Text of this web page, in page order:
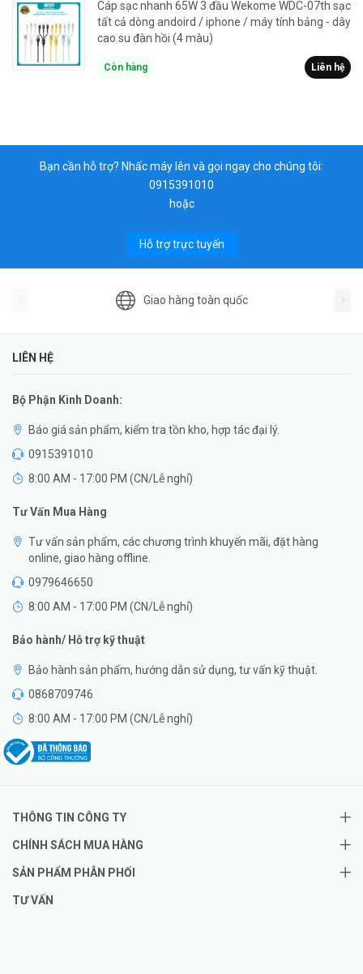
Cáp sạc nhanh 65W 3 đầu Wekome WDC-07th sạc
tất cả dòng andoird / iphone / máy tính bảng - dây
cao su đàn hồi (4 màu)
Còn hàng Liên hệ
Bạn cần hỗ trợ? Nhấc máy lên và gọi ngay cho chúng tôi:
0915391010
hoặc
Hỗ trợ trực tuyến
Giao hàng toàn quốc
LIÊN HỆ
Bộ Phận Kinh Doanh:
Báo giá sản phẩm, kiểm tra tồn kho, hợp tác đại lý.
0915391010
8:00 AM - 17:00 PM (CN/Lễ nghỉ)
Tư Vấn Mua Hàng
Tư vấn sản phẩm, các chương trình khuyến mãi, đặt hàng
online, giao hàng offline.
0979646650
8:00 AM - 17:00 PM (CN/Lễ nghỉ)
Bảo hành/ Hỗ trợ kỹ thuật
Bảo hành sản phẩm, hướng dẫn sử dụng, tư vấn kỹ thuật.
0868709746
8:00 AM - 17:00 PM (CN/Lễ nghỉ)
THÔNG TIN CÔNG TY
CHÍNH SÁCH MUA HÀNG
SẢN PHẨM PHÂN PHỐI
TƯ VẤN